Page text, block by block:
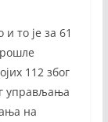
то је за 61
112 због
управљања
на